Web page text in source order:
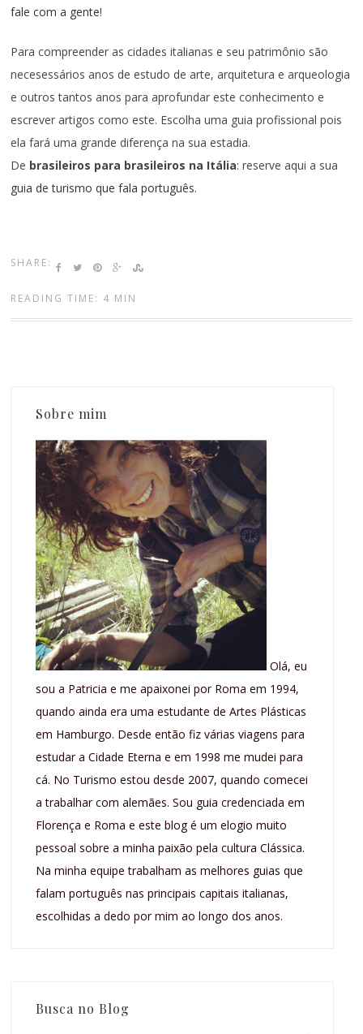
fale com a gente!
Para compreender as cidades italianas e seu patrimônio são
necesessários anos de estudo de arte, arquitetura e arqueologia
e outros tantos anos para aprofundar este conhecimento e
escrever artigos como este. Escolha uma guia profissional pois
ela fará uma grande diferença na sua estadia.
De brasileiros para brasileiros na Itália: reserve aqui a sua
guia de turismo que fala português.
SHARE:
READING TIME: 4 MIN
Sobre mim
Olá, eu
sou a Patricia e me apaixonei por Roma em 1994,
quando ainda era uma estudante de Artes Plásticas
em Hamburgo. Desde então fiz várias viagens para
estudar a Cidade Eterna e em 1998 me mudei para
cá. No Turismo estou desde 2007, quando comecei
a trabalhar com alemães. Sou guia credenciada em
Florença e Roma e este blog é um elogio muito
pessoal sobre a minha paixão pela cultura Clássica.
Na minha equipe trabalham as melhores guias que
falam português nas principais capitais italianas,
escolhidas a dedo por mim ao longo dos anos.
Busca no Blog